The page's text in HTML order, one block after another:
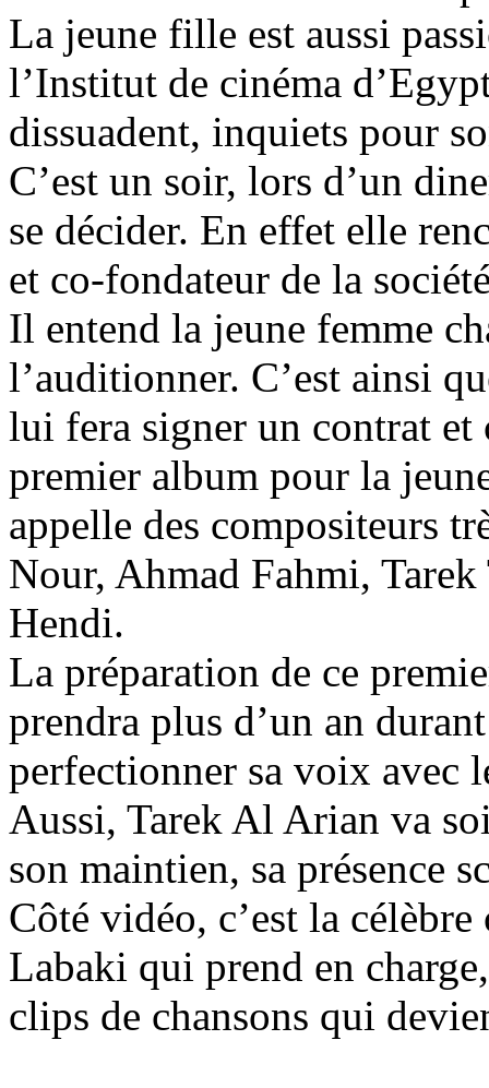
La jeune fille est aussi
l’Institut de cinéma
dissuadent, inquiets pour
C’est un soir, lors d’un
se décider. En effet elle
et co-fondateur de la
Il entend la jeune femme
l’auditionner. C’est ainsi
lui fera signer un contrat et
premier album pour la
appelle des compositeurs
Nour, Ahmad Fahmi,
Hendi.
La préparation de ce
prendra plus d’un an
perfectionner sa voix avec
Aussi, Tarek Al Arian va
son maintien, sa présence
Côté vidéo, c’est la
Labaki qui prend en
clips de chansons qui